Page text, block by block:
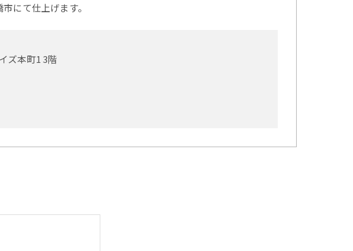
にて仕上げます。
ズ本町1 3階